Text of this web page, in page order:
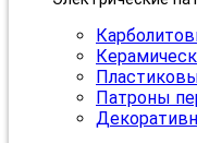
Патроны